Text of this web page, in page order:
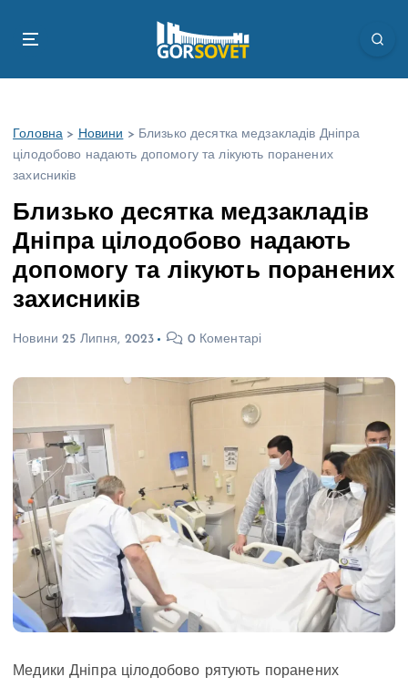
Головна > Новини > Близько десятка медзакладів Дніпра
цілодобово надають допомогу та лікують поранених
захисників
Близько десятка медзакладів
Дніпра цілодобово надають
допомогу та лікують поранених
захисників
Новини 25 Липня, 2023 0 Коментарі
Медики Дніпра цілодобово рятують поранених